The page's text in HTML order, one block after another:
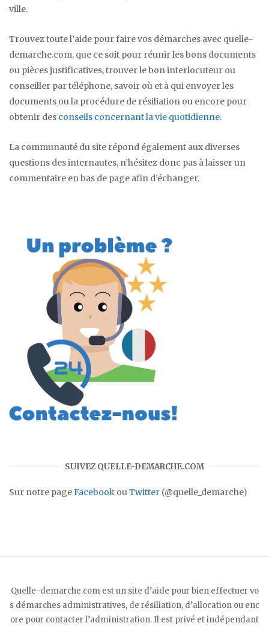
ville.
Trouvez toute l’aide pour faire vos démarches avec quelle-
demarche.com, que ce soit pour réunir les bons documents
ou pièces justificatives, trouver le bon interlocuteur ou
conseiller par téléphone, savoir où et à qui envoyer les
documents ou la procédure de résiliation ou encore pour
obtenir des conseils concernant la vie quotidienne.
La communauté du site répond également aux diverses
questions des internautes, n’hésitez donc pas à laisser un
commentaire en bas de page afin d’échanger.
SUIVEZ QUELLE-DEMARCHE.COM
Sur notre pageFacebook ou Twitter (@quelle_demarche)
Quelle-demarche.com est un site d’aide pour bien effectuer vo
s démarches administratives, de résiliation, d’allocation ou enc
ore pour contacter l’administration. Il est privé et indépendant